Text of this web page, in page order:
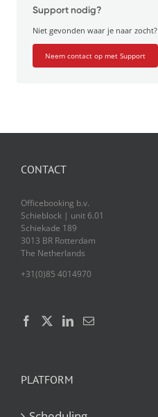
Support nodig?
Niet gevonden waar je naar zocht?
Neem contact op met Support
CONTACT
Officebooking b.v.
Schieblock | unit 6.01
Schiekade 189
3013 BR Rotterdam
The Netherlands
+31(0)85 4014970
PLATFORM